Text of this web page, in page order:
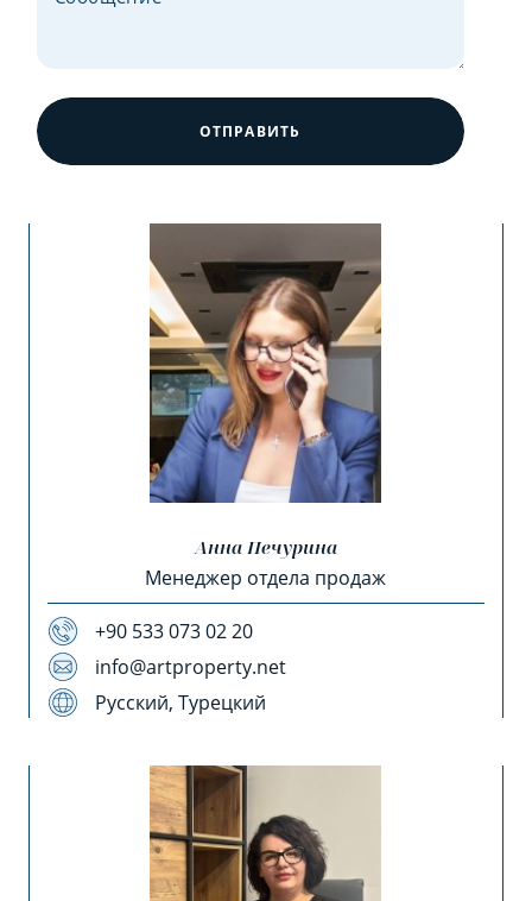
ОТПРАВИТЬ
Анна Печурина
Менеджер отдела продаж
+90 533 073 02 20
info@artproperty.net
Русский, Турецкий